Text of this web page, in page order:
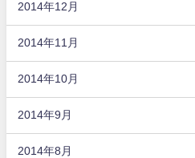
2014年12月
2014年11月
2014年10月
2014年9月
2014年8月